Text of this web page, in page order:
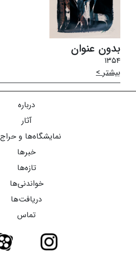
بدون عنوان
۱۳۵۴
بیشتر >
درباره
آثار
نمایشگاه‌ها و
خبرها
تازه‌ها
خواندنی‌ها
دریافت‌ها
تماس